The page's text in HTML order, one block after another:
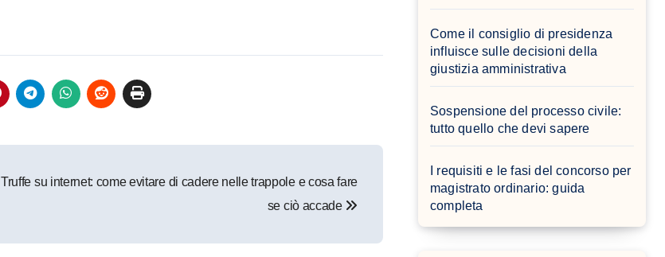
Truffe su internet: come evitare di cadere nelle trappole e cosa fare
se ciò accade
Come il consiglio di presidenza
influisce sulle decisioni della
giustizia amministrativa
Sospensione del processo civile:
tutto quello che devi sapere
I requisiti e le fasi del concorso per
magistrato ordinario: guida
completa